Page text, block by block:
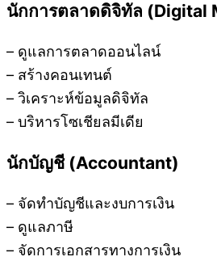
นักการตลาดดิจิทัล (Digital
– ดูแลการตลาดออนไลน์
– สร้างคอนเทนต์
– วิเคราะห์ข้อมูลดิจิทัล
– บริหารโซเชียลมีเดีย
นักบัญชี (Accountant)
– จัดทำบัญชีและงบการเงิน
– ดูแลภาษี
– จัดการเอกสารทางการเงิน